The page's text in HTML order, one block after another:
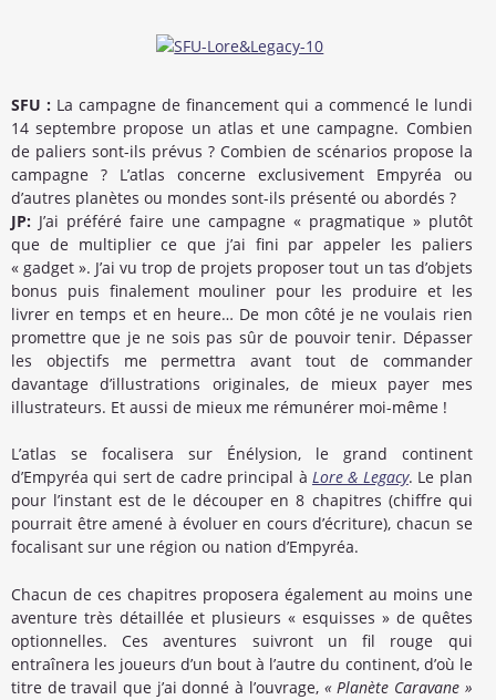
SFU : La campagne de financement qui a commencé le lundi
14 septembre propose un atlas et une campagne. Combien
de paliers sont-ils prévus ? Combien de scénarios propose la
campagne ? L’atlas concerne exclusivement Empyréa ou
d’autres planètes ou mondes sont-ils présenté ou abordés ?
JP: J’ai préféré faire une campagne « pragmatique » plutôt
que de multiplier ce que j’ai fini par appeler les paliers
« gadget ». J’ai vu trop de projets proposer tout un tas d’objets
bonus puis finalement mouliner pour les produire et les
livrer en temps et en heure… De mon côté je ne voulais rien
promettre que je ne sois pas sûr de pouvoir tenir. Dépasser
les objectifs me permettra avant tout de commander
davantage d’illustrations originales, de mieux payer mes
illustrateurs. Et aussi de mieux me rémunérer moi-même !
L’atlas se focalisera sur Énélysion, le grand continent
d’Empyréa qui sert de cadre principal à Lore & Legacy. Le plan
pour l’instant est de le découper en 8 chapitres (chiffre qui
pourrait être amené à évoluer en cours d’écriture), chacun se
focalisant sur une région ou nation d’Empyréa.
Chacun de ces chapitres proposera également au moins une
aventure très détaillée et plusieurs « esquisses » de quêtes
optionnelles. Ces aventures suivront un fil rouge qui
entraînera les joueurs d’un bout à l’autre du continent, d’où le
titre de travail que j’ai donné à l’ouvrage, « Planète Caravane »